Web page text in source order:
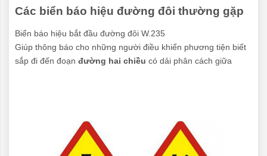
Các biển báo hiệu đường đôi thường gặp
Biển báo hiệu bắt đầu đường đôi W.235
Giúp thông báo cho những người điều khiển phương tiện biết
sắp đi đến đoạn đường hai chiều có dải phân cách giữa